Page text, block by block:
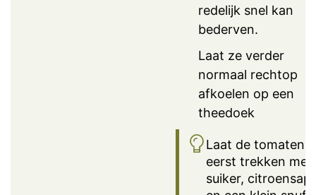
redelijk snel kan
bederven.
Laat ze verder
normaal rechtop
afkoelen op een
theedoek
Laat de tomaten
eerst trekken met
suiker, citroensap